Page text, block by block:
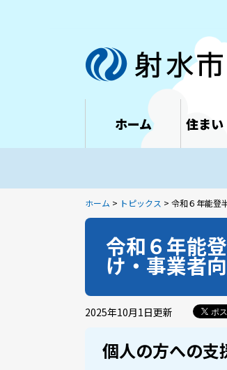
ホーム 住ま
ホーム > トピックス > 令和６年能登
令和６年能
け・事業者
2025年10月1日更新 ポ
個人の方への支